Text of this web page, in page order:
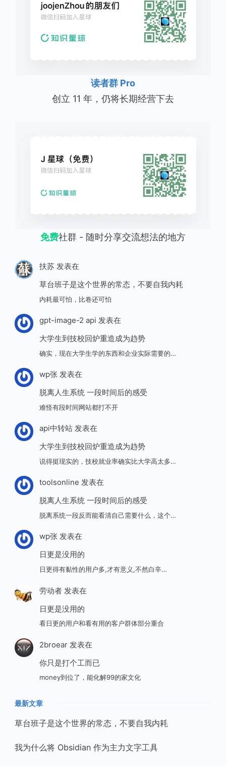
读者群 Pro
创立 11 年，仍将长期经营下去
免费社群 - 随时分享交流想法的地方
扶苏发表在
草台班子是这个世界的常态，不要自我内耗
内耗最可怕，比卷还可怕
gpt-image-2 api 发表在
大学生到技校回炉重造成为趋势
确实，现在大学生学的东西和企业实际需要的…
wp张发表在
脱离人生系统 一段时间后的感受
难怪有段时间网站都打不开
api中转站发表在
大学生到技校回炉重造成为趋势
说得挺现实的，技校就业率确实比大学高太多…
toolsonline 发表在
脱离人生系统 一段时间后的感受
脱离系统一段反而能看清自己需要什么，这个…
wp张发表在
日更是没用的
日更得有黏性的用户多,才有意义,不然白辛…
劳动者发表在
日更是没用的
看日更的用户和看有用的客户群体部分重合
2broear发表在
你只是打个工而已
money到位了，能化解99的家文化
最新文章
草台班子是这个世界的常态，不要自我内耗
我为什么将 Obsidian 作为主力文字工具